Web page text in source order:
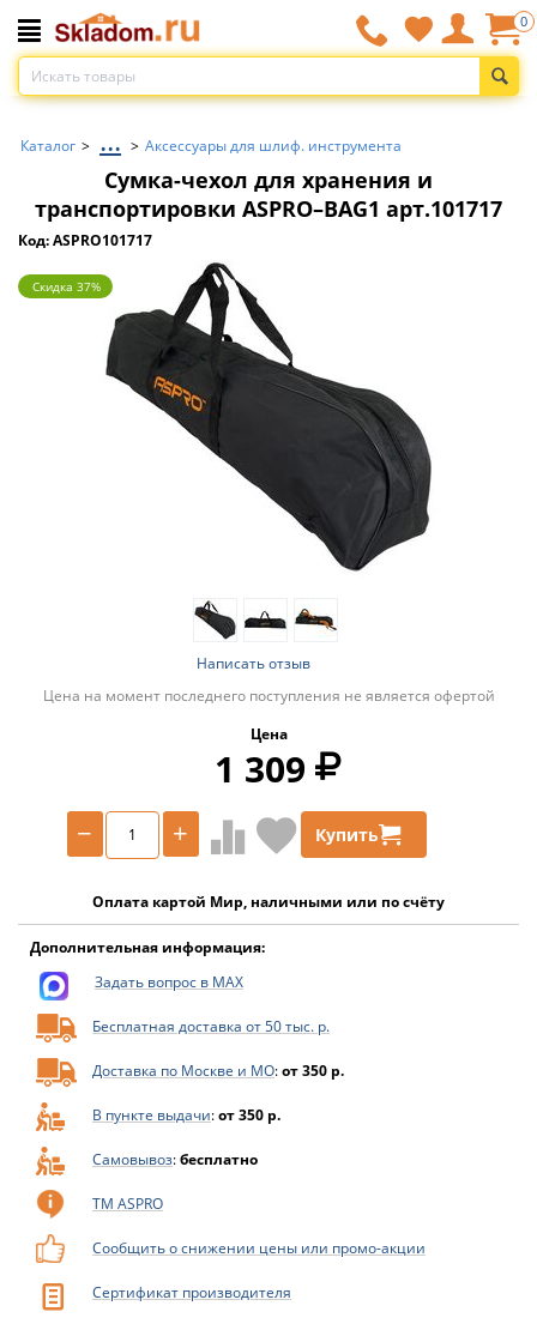
0
Каталог > ... > Аксессуары для шлиф. инструмента
Сумка-чехол для хранения и
транспортировки ASPRO–BAG1 арт.101717
Код: ASPRO101717
Скидка 37%
Написать отзыв
Цена на момент последнего поступления не является офертой
Цена
1 309
+
− Купить
Оплата картой Мир, наличными или по счёту
Дополнительная информация:
Задать вопрос в MAX
Бесплатная доставка от 50 тыс. р.
Доставка по Москве и МО:от 350 р.
В пункте выдачи:от 350 р.
Самовывоз:бесплатно
ТМ ASPRO
Сообщить о снижении цены или промо-акции
Сертификат производителя